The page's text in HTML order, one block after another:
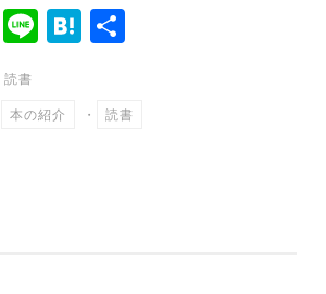
E
m
Li H
a
読書
本の紹介 ・ 読書